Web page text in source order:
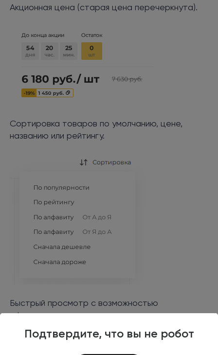
Подтвердите, что вы не робот
Акционная цена (старая цена перечеркнута).
Сортировка товаров по умолчанию, цене,
названию или рейтингу.
Быстрый просмотр с возможностью
оформления заказа.